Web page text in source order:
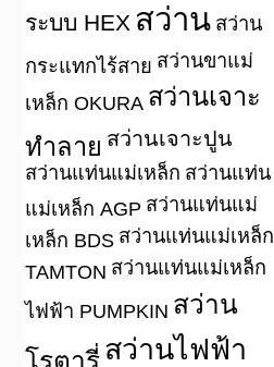
ระบบ HEX สว่าน สว่าน
กระแทกไร้สาย สว่านขาแม่
เหล็ก OKURA สว่านเจาะ
ทำลาย สว่านเจาะปูน
สว่านแท่นแม่เหล็ก สว่านแท่น
แม่เหล็ก AGP สว่านแท่นแม่
เหล็ก BDS สว่านแท่นแม่เหล็ก
TAMTON สว่านแท่นแม่เหล็ก
ไฟฟ้า PUMPKIN สว่าน
โรตารี่ สว่านไฟฟ้า